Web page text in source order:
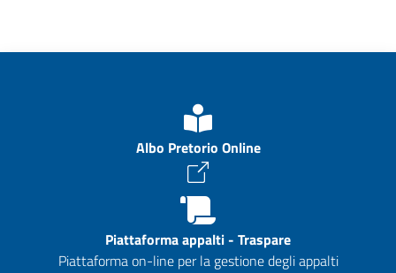
Albo Pretorio Online
Piattaforma appalti - Traspare
Piattaforma on-line per la gestione degli appalti